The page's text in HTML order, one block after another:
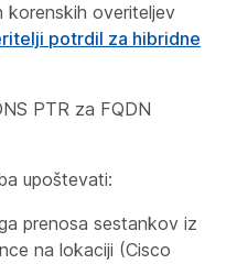
korenskih overiteljev
potrdil za hibridne
PTR za FQDN
upoštevati:
prenosa sestankov iz
na lokaciji (Cisco